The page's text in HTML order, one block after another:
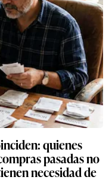
quienes
pasadas no
necesidad de